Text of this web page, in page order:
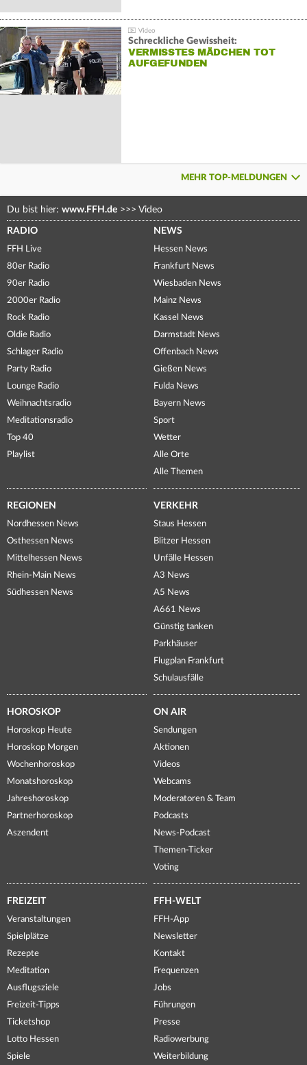
Schreckliche Gewissheit:
VERMISSTES MÄDCHEN TOT
AUFGEFUNDEN
MEHR TOP-MELDUNGEN
Du bist hier: www.FFH.de >>> Video
RADIO
FFH Live
80er Radio
90er Radio
2000er Radio
Rock Radio
Oldie Radio
Schlager Radio
Party Radio
Lounge Radio
Weihnachtsradio
Meditationsradio
Top 40
Playlist
NEWS
Hessen News
Frankfurt News
Wiesbaden News
Mainz News
Kassel News
Darmstadt News
Offenbach News
Gießen News
Fulda News
Bayern News
Sport
Wetter
Alle Orte
Alle Themen
REGIONEN
Nordhessen News
Osthessen News
Mittelhessen News
Rhein-Main News
Südhessen News
VERKEHR
Staus Hessen
Blitzer Hessen
Unfälle Hessen
A3 News
A5 News
A661 News
Günstig tanken
Parkhäuser
Flugplan Frankfurt
Schulausfälle
HOROSKOP
Horoskop Heute
Horoskop Morgen
Wochenhoroskop
Monatshoroskop
Jahreshoroskop
Partnerhoroskop
Aszendent
ON AIR
Sendungen
Aktionen
Videos
Webcams
Moderatoren & Team
Podcasts
News-Podcast
Themen-Ticker
Voting
FREIZEIT
Veranstaltungen
Spielplätze
Rezepte
Meditation
Ausflugsziele
Freizeit-Tipps
Ticketshop
Lotto Hessen
Spiele
FFH-WELT
FFH-App
Newsletter
Kontakt
Frequenzen
Jobs
Führungen
Presse
Radiowerbung
Weiterbildung